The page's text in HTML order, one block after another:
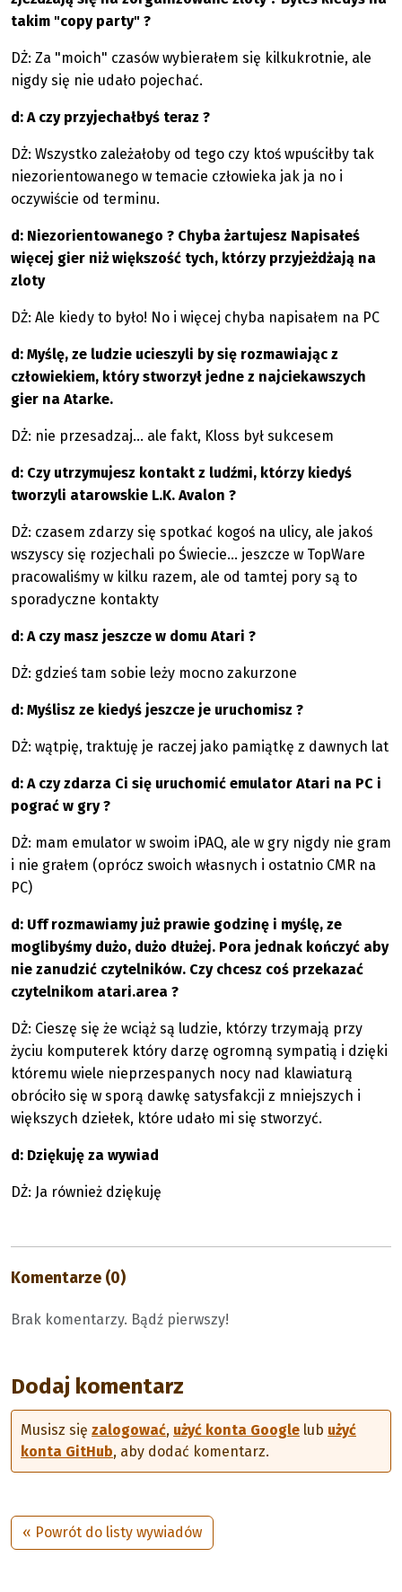
takim "copy party" ?
DŻ: Za "moich" czasów wybierałem się kilkukrotnie, ale
nigdy się nie udało pojechać.
d: A czy przyjechałbyś teraz ?
DŻ: Wszystko zależałoby od tego czy ktoś wpuściłby tak
niezorientowanego w temacie człowieka jak ja no i
oczywiście od terminu.
d: Niezorientowanego ? Chyba żartujesz Napisałeś
więcej gier niż większość tych, którzy przyjeżdżają na
zloty
DŻ: Ale kiedy to było! No i więcej chyba napisałem na PC
d: Myślę, ze ludzie ucieszyli by się rozmawiając z
człowiekiem, który stworzył jedne z najciekawszych
gier na Atarke.
DŻ: nie przesadzaj... ale fakt, Kloss był sukcesem
d: Czy utrzymujesz kontakt z ludźmi, którzy kiedyś
tworzyli atarowskie L.K. Avalon ?
DŻ: czasem zdarzy się spotkać kogoś na ulicy, ale jakoś
wszyscy się rozjechali po Świecie... jeszcze w TopWare
pracowaliśmy w kilku razem, ale od tamtej pory są to
sporadyczne kontakty
d: A czy masz jeszcze w domu Atari ?
DŻ: gdzieś tam sobie leży mocno zakurzone
d: Myślisz ze kiedyś jeszcze je uruchomisz ?
DŻ: wątpię, traktuję je raczej jako pamiątkę z dawnych lat
d: A czy zdarza Ci się uruchomić emulator Atari na PC i
pograć w gry ?
DŻ: mam emulator w swoim iPAQ, ale w gry nigdy nie gram
i nie grałem (oprócz swoich własnych i ostatnio CMR na
PC)
d: Uff rozmawiamy już prawie godzinę i myślę, ze
moglibyśmy dużo, dużo dłużej. Pora jednak kończyć aby
nie zanudzić czytelników. Czy chcesz coś przekazać
czytelnikom atari.area ?
DŻ: Cieszę się że wciąż są ludzie, którzy trzymają przy
życiu komputerek który darzę ogromną sympatią i dzięki
któremu wiele nieprzespanych nocy nad klawiaturą
obróciło się w sporą dawkę satysfakcji z mniejszych i
większych dziełek, które udało mi się stworzyć.
d: Dziękuję za wywiad
DŻ: Ja również dziękuję
Komentarze (0)
Brak komentarzy. Bądź pierwszy!
Dodaj komentarz
Musisz się zalogować, użyć konta Google lub użyć
konta GitHub, aby dodać komentarz.
« Powrót do listy wywiadów